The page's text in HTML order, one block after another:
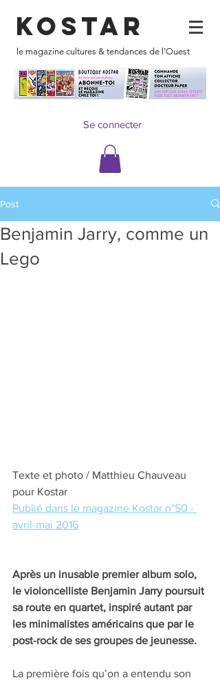
KOSTAR
le magazine cultures & tendances de l'Ouest
Se connecter
Post
Benjamin Jarry, comme un
Lego
Texte et photo / Matthieu Chauveau
pour Kostar
Publié dans le magazine Kostar n°50 -
avril-mai 2016
Après un inusable premier album solo,
le violoncelliste Benjamin Jarry poursuit
sa route en quartet, inspiré autant par
les minimalistes américains que par le
post-rock de ses groupes de jeunesse.
La première fois qu’on a entendu son